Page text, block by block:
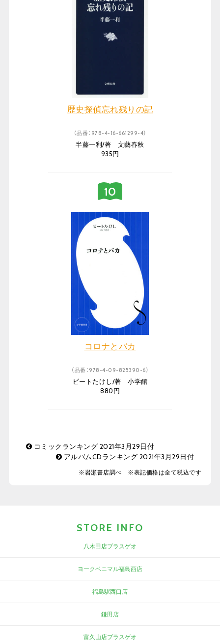
歴史探偵忘れ残りの記
（品番：978-4-16-661299-4）
半藤一利/著 文藝春秋
935円
コロナとバカ
（品番：978-4-09-825390-6）
ビートたけし/著 小学館
880円
コミックランキング 2021年3月29日付
アルバムCDランキング 2021年3月29日付
※岩瀬書店調べ ※表記価格は全て税込です
STORE INFO
八木田店プラスゲオ
ヨークベニマル福島西店
福島駅西口店
鎌田店
富久山店プラスゲオ